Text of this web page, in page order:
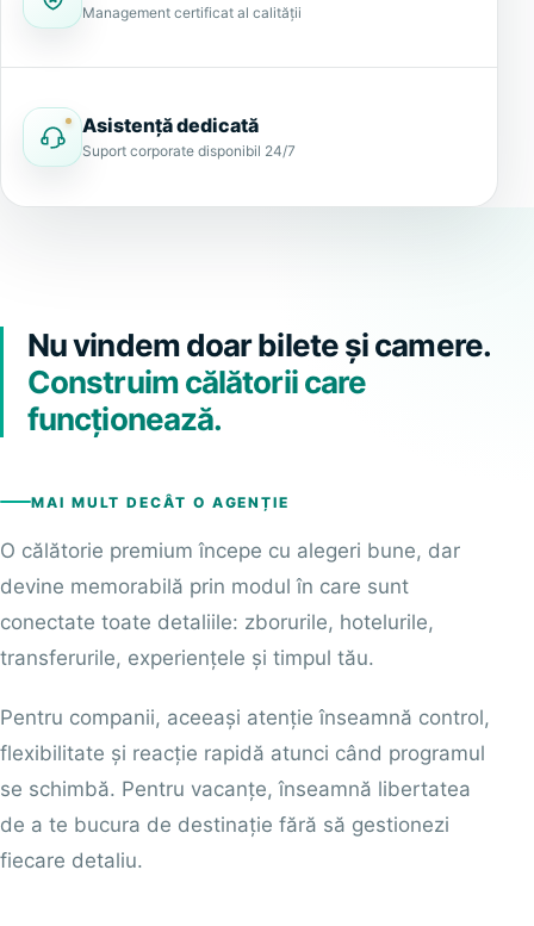
Management certificat al calității
Asistență dedicată
Suport corporate disponibil 24/7
Nu vindem doar bilete și camere.
Construim călătorii care
funcționează.
MAI MULT DECÂT O AGENȚIE
O călătorie premium începe cu alegeri bune, dar
devine memorabilă prin modul în care sunt
conectate toate detaliile: zborurile, hotelurile,
transferurile, experiențele și timpul tău.
Pentru companii, aceeași atenție înseamnă control,
flexibilitate și reacție rapidă atunci când programul
se schimbă. Pentru vacanțe, înseamnă libertatea
de a te bucura de destinație fără să gestionezi
fiecare detaliu.